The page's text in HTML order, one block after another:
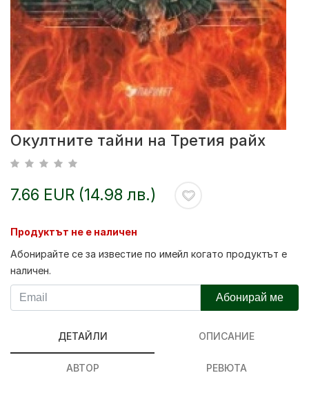
Окултните тайни на Третия райх
7.66 EUR (14.98 лв.)
Продуктът не е наличен
Абонирайте се за известие по имейл когато продуктът е
наличен.
Абонирай ме
ДЕТАЙЛИ ОПИСАНИЕ
АВТОР РЕВЮТА